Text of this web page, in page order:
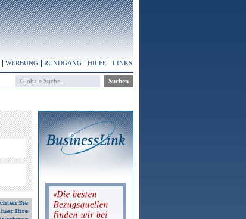
WERBUNG RUNDGANG HILFE LINKS